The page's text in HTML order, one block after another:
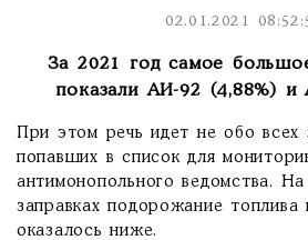
02.01.2021
За 2021 год самое
показали АИ-92 (4,88%) и
При этом речь идет не обо всех
попавших в список для
антимонопольного ведомства.
заправках подорожание топлива
оказалось ниже.